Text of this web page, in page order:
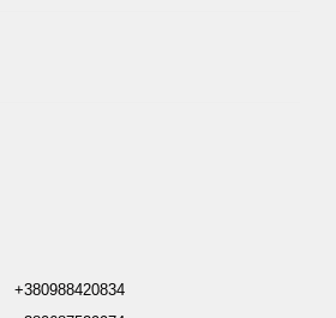
+380988420834